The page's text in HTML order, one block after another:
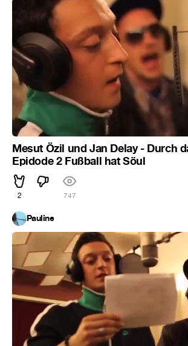
Mesut Özil und Jan Delay - Durch
Epidode 2 Fußball hat Söul
2 747
Pauline